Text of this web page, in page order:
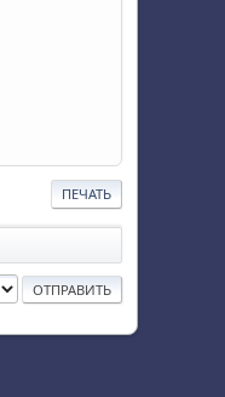
ПЕЧАТЬ